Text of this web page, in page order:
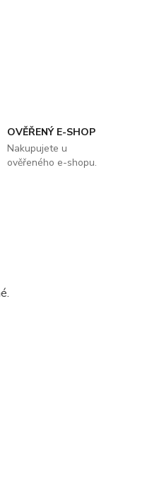
OVĚŘENÝ E-SHOP
Nakupujete u
ověřeného e-shopu.